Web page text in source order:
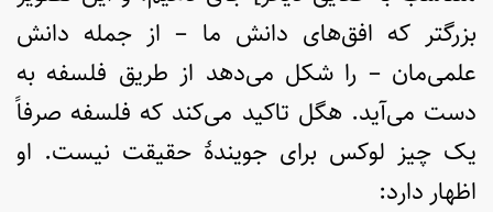
بزرگتر که افق‌های دانش ما – از جمله دانش
علمی‌مان – را شکل می‌دهد از طریق فلسفه به
دست می‌آيد. هگل تاکید می‌کند که فلسفه صرفاً
یک چیز لوکس برای جویندۀ حقیقت نیست. او
اظهار دارد:‌